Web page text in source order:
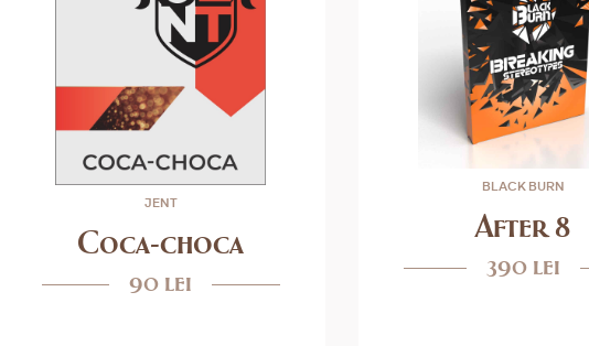
JENT
Coca-choca
90 lei
BLACK BURN
After 8
390 lei